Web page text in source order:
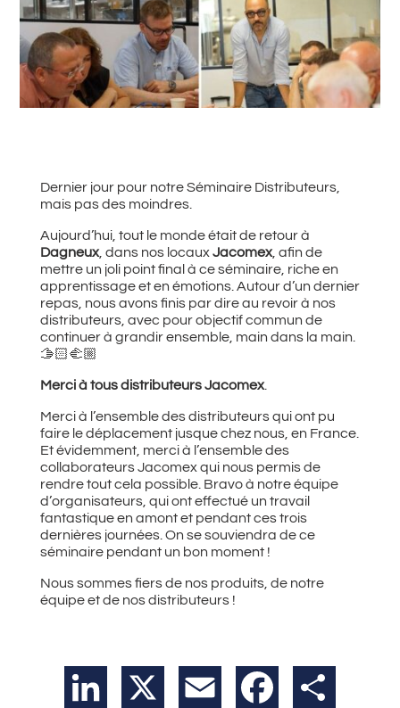
Dernier jour pour notre Séminaire Distributeurs,
mais pas des moindres.
Aujourd’hui, tout le monde était de retour à
Dagneux, dans nos locauxJacomex, afin de
mettre un joli point final à ce séminaire, riche en
apprentissage et en émotions. Autour d’un dernier
repas, nous avons finis par dire au revoir à nos
distributeurs, avec pour objectif commun de
continuer à grandir ensemble, main dans la main.
🫱🏻‍🫲🏼
Merci à tous distributeurs Jacomex.
Merci à l’ensemble des distributeurs qui ont pu
faire le déplacement jusque chez nous, en France.
Et évidemment, merci à l’ensemble des
collaborateurs Jacomex qui nous permis de
rendre tout cela possible. Bravo à notre équipe
d’organisateurs, qui ont effectué un travail
fantastique en amont et pendant ces trois
dernières journées. On se souviendra de ce
séminaire pendant un bon moment !
Nous sommes fiers de nos produits, de notre
équipe et de nos distributeurs !
LinkedIn Email Facebook